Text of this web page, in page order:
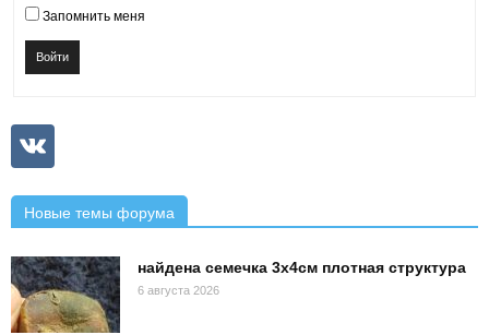
Запомнить меня
Войти
Новые темы форума
найдена семечка 3х4см плотная структура
6 августа 2026